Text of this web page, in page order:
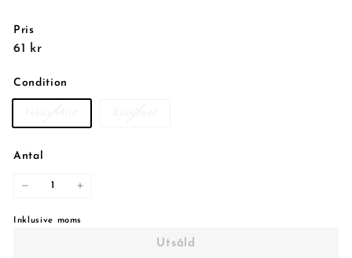
Pris
Reguljärt
61 kr61
Condition
Antal
Inklusive moms
Utsåld